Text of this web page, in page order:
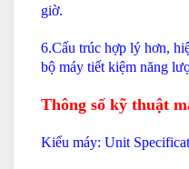
giờ.
6.Cấu trúc hợp lý hơn,
bộ máy tiết kiệm năng
Thông số kỹ thuật
Kiểu máy: Unit